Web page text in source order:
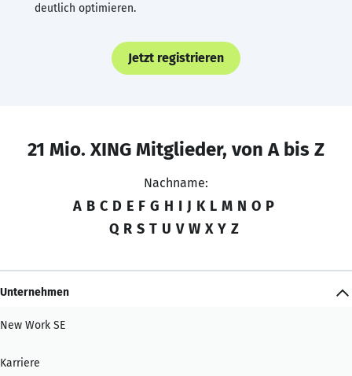
deutlich optimieren.
Jetzt registrieren
21 Mio. XING Mitglieder, von A bis Z
Nachname:
A B C D E F G H I J K L M N O P
Q R S T U V W X Y Z
Unternehmen
New Work SE
Karriere